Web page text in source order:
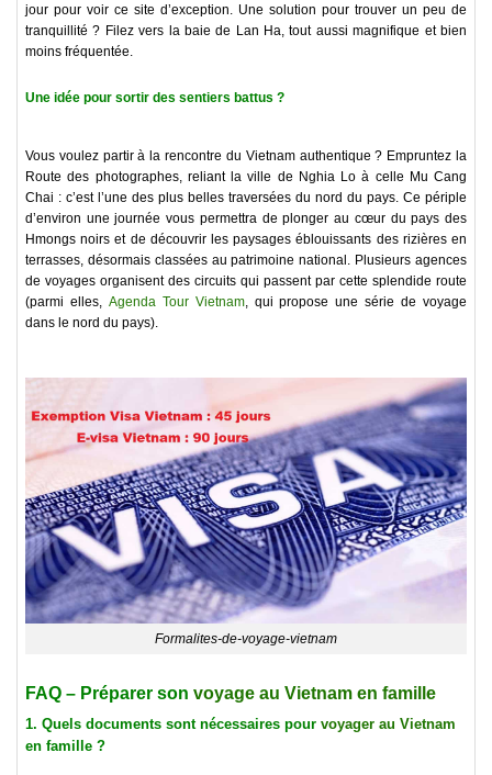
jour pour voir ce site d’exception. Une solution pour trouver un peu de
tranquillité ? Filez vers la baie de Lan Ha, tout aussi magnifique et bien
moins fréquentée.
Une idée pour sortir des sentiers battus ?
Vous voulez partir à la rencontre du Vietnam authentique ? Empruntez la
Route des photographes, reliant la ville de Nghia Lo à celle Mu Cang
Chai : c’est l’une des plus belles traversées du nord du pays. Ce périple
d’environ une journée vous permettra de plonger au cœur du pays des
Hmongs noirs et de découvrir les paysages éblouissants des rizières en
terrasses, désormais classées au patrimoine national. Plusieurs agences
de voyages organisent des circuits qui passent par cette splendide route
(parmi elles, Agenda Tour Vietnam, qui propose une série de voyage
dans le nord du pays).
Formalites-de-voyage-vietnam
FAQ – Préparer son voyage au Vietnam en famille
1. Quels documents sont nécessaires pour voyager au Vietnam
en famille ?